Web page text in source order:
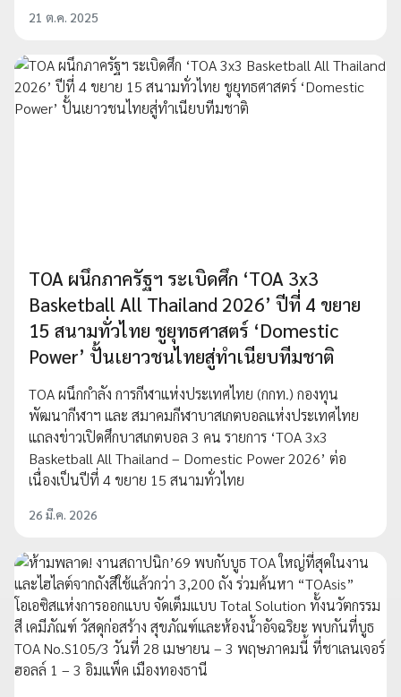
21 ต.ค. 2025
TOA ผนึกภาครัฐฯ ระเบิดศึก ‘TOA 3x3
Basketball All Thailand 2026’ ปีที่ 4 ขยาย
15 สนามทั่วไทย ชูยุทธศาสตร์ ‘Domestic
Power’ ปั้นเยาวชนไทยสู่ทำเนียบทีมชาติ
TOA ผนึกกำลัง การกีฬาแห่งประเทศไทย (กกท.) กองทุน
พัฒนากีฬาฯ และ สมาคมกีฬาบาสเกตบอลแห่งประเทศไทย
แถลงข่าวเปิดศึกบาสเกตบอล 3 คน รายการ ‘TOA 3x3
Basketball All Thailand – Domestic Power 2026’ ต่อ
เนื่องเป็นปีที่ 4 ขยาย 15 สนามทั่วไทย
26 มี.ค. 2026